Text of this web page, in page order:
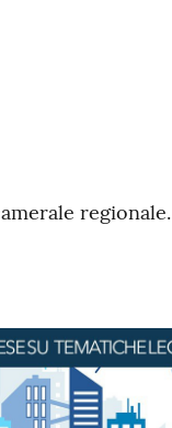
regionale.